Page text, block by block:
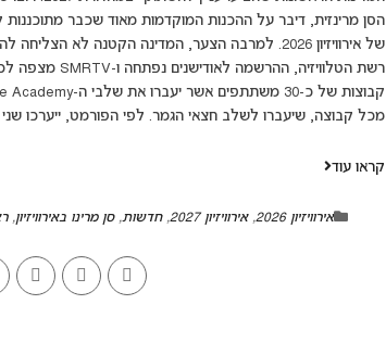
מכל קבוצה, שיעברו לשלב חצאי הגמר. לפי הפורמט, ייערכו שני חצאי גמר,
קראו עוד
אירוויזיון 2026 ,אירוויזיון 2027 ,חדשות,סן מרינו באירוויזיון,